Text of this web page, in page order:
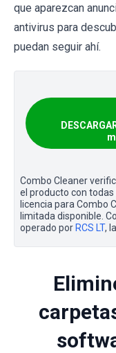
que aparezcan
antivirus para
puedan seguir ahí.
Combo Cleaner
el producto con
licencia para Combo
limitada disponible.
operado por RCS LT,